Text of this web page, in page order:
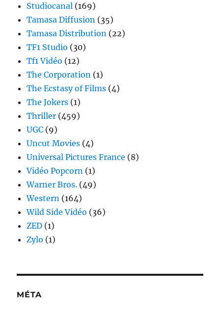
Studiocanal (169)
Tamasa Diffusion (35)
Tamasa Distribution (22)
TF1 Studio (30)
Tf1 Vidéo (12)
The Corporation (1)
The Ecstasy of Films (4)
The Jokers (1)
Thriller (459)
UGC (9)
Uncut Movies (4)
Universal Pictures France (8)
Vidéo Popcorn (1)
Warner Bros. (49)
Western (164)
Wild Side Vidéo (36)
ZED (1)
Zylo (1)
MÉTA